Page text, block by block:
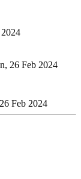
26 Feb 2024
Feb 2024